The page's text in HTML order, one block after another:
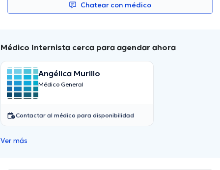
Chatear con médico
Médico Internista cerca para agendar ahora
Angélica Murillo
Médico General
Contactar al médico para disponibilidad
Ver más